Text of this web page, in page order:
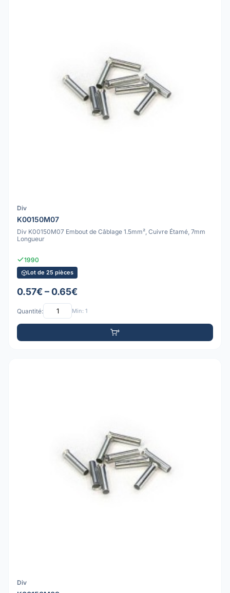
Div
K00150M07
Div K00150M07 Embout de Câblage 1.5mm², Cuivre Étamé, 7mm
Longueur
1990
Lot de 25 pièces
0.57€ – 0.65€
Quantité: Min: 1
Div